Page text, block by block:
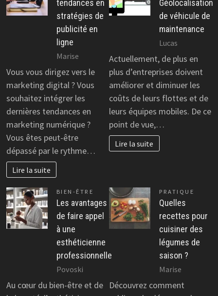
tendances en
stratégies de
publicité en
ligne
Marise
Vous vous dirigez vers le
marketing digital ? Vous
souhaitez intégrer les
dernières tendances en
marketing numérique ?
Vous êtes peut-être
dépassé par le rythme…
Lire la suite
Géolocalisation
de véhicule de
maintenance
Lucas
Actuellement, de plus en
plus d’entreprises doivent
améliorer et diminuer les
coûts de leurs flottes et de
leurs équipes mobiles. De ce
point de vue,…
Lire la suite
BIEN-ÊTRE
Les avantages
de faire appel
à une
esthéticienne
professionnelle
Povoski
Au cœur du bien-être et de
PRATIQUE
Quelles
recettes pour
cuisiner des
légumes de
saison ?
Marise
Découvrez comment